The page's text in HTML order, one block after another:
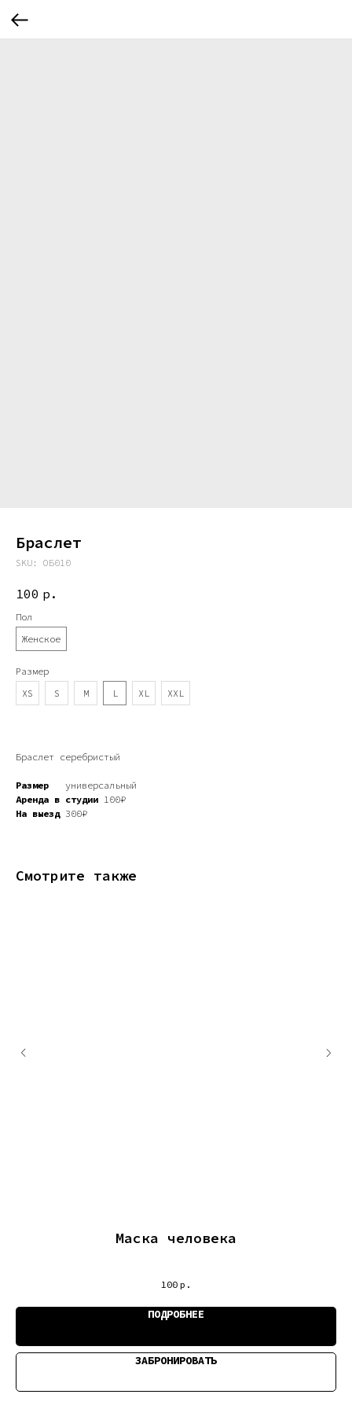
Браслет
SKU: ОБ010
100 р.
Пол
Женское
Размер
XS
S M L XL XXL
Браслет серебристый
Размер универсальный
Аренда в студии 100₽
На выезд 300₽
Смотрите также
Маска человека
100 р.
ПОДРОБНЕЕ
ЗАБРОНИРОВАТЬ